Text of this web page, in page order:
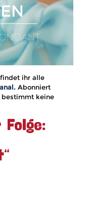
ihr alle
Abonniert
bestimmt keine